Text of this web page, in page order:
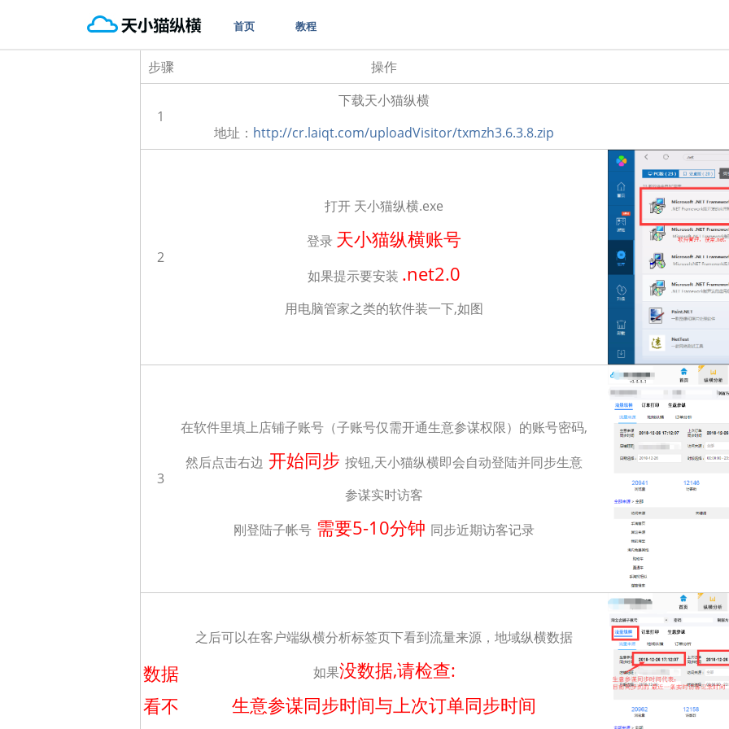
首页 教程
步骤 操作
1
下载天小猫纵横
地址： http://cr.laiqt.com/uploadVisitor/txmzh3.6.3.8.zip
2
打开 天小猫纵横.exe
登录 天小猫纵横账号
如果提示要安装 .net2.0
用电脑管家之类的软件装一下,如图
3
在软件里填上店铺子账号（子账号仅需开通生意参谋权限）的账号密码,
然后点击右边 开始同步 按钮,天小猫纵横即会自动登陆并同步生意
参谋实时访客
刚登陆子帐号 需要5-10分钟 同步近期访客记录
数据
看不
之后可以在客户端纵横分析标签页下看到流量来源，地域纵横数据
如果没数据,请检查:
生意参谋同步时间与上次订单同步时间